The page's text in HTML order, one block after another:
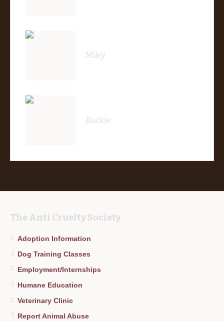
Miley
Buckie
The Anti Cruelty Society
Adoption Information
Dog Training Classes
Employment/Internships
Humane Education
Veterinary Clinic
Report Animal Abuse